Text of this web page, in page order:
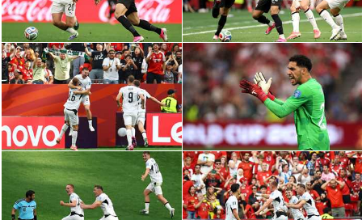
كرة طائرة
الوطن العربي
في المونديال
رياضة نسائية
آسيا
أمريكا
ركن الألعاب